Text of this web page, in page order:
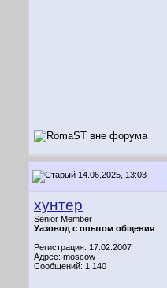
14.06.2025, 13:03
хунтер
Senior Member
Уазовод с опытом общения
Регистрация: 17.02.2007
Адрес: moscow
Сообщений: 1,140